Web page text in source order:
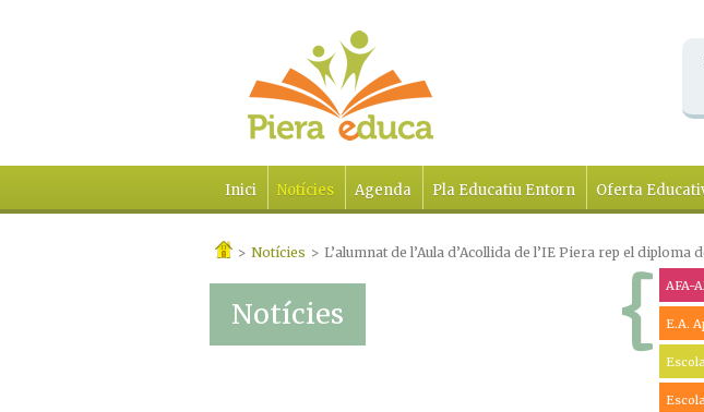
Inici Notícies Agenda Pla Educatiu Entorn Oferta
> Notícies > L’alumnat de l’Aula d’Acollida de l’IE Piera rep el diploma
Notícies
AFA-
E.A.